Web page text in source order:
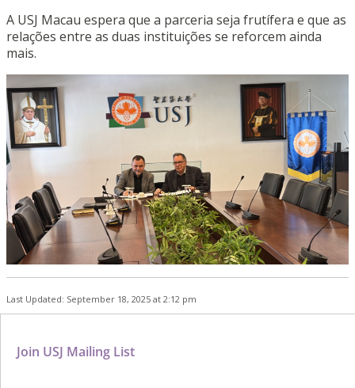
A USJ Macau espera que a parceria seja frutífera e que as
relações entre as duas instituições se reforcem ainda
mais.
Last Updated: September 18, 2025 at 2:12 pm
Join USJ Mailing List